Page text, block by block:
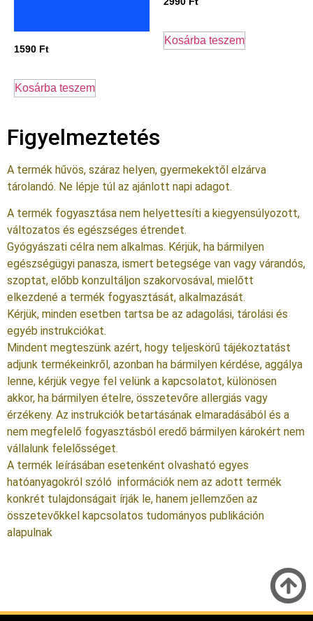
1590 Ft
Kosárba teszem
Kosárba teszem
Figyelmeztetés
A termék hűvös, száraz helyen, gyermekektől elzárva
tárolandó. Ne lépje túl az ajánlott napi adagot.
A termék fogyasztása nem helyettesíti a kiegyensúlyozott,
változatos és egészséges étrendet.
Gyógyászati célra nem alkalmas. Kérjük, ha bármilyen
egészségügyi panasza, ismert betegsége van vagy várandós,
szoptat, előbb konzultáljon szakorvosával, mielőtt
elkezdené a termék fogyasztását, alkalmazását.
Kérjük, minden esetben tartsa be az adagolási, tárolási és
egyéb instrukciókat.
Mindent megteszünk azért, hogy teljeskörű tájékoztatást
adjunk termékeinkről, azonban ha bármilyen kérdése, aggálya
lenne, kérjük vegye fel velünk a kapcsolatot, különösen
akkor, ha bármilyen ételre, összetevőre allergiás vagy
érzékeny. Az instrukciók betartásának elmaradásából és a
nem megfelelő fogyasztásból eredő bármilyen károkért nem
vállalunk felelősséget.
A termék leírásában esetenként olvasható egyes
hatóanyagokról szóló információk nem az adott termék
konkrét tulajdonságait írják le, hanem jellemzően az
összetevőkkel kapcsolatos tudományos publikáción
alapulnak